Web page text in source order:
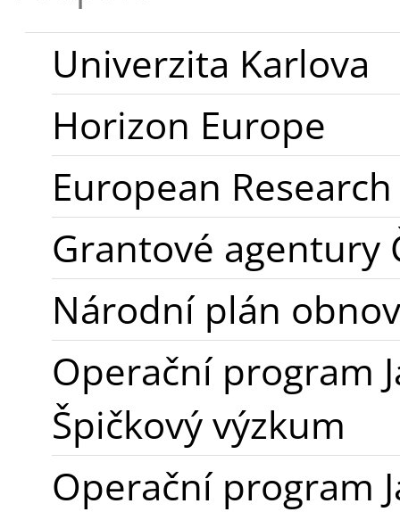
Univerzita Karlova
Horizon Europe
European
Grantové agentury
Národní plán
Operační program
Špičkový výzkum
Operační program